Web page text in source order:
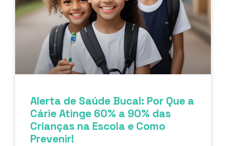
Alerta de Saúde Bucal: Por Que a
Cárie Atinge 60% a 90% das
Crianças na Escola e Como
Prevenir!